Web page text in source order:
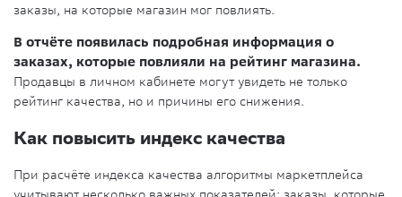
заказы, на которые магазин мог повлиять.
В отчёте появилась подробная информация о
заказах, которые повлияли на рейтинг магазина.
Продавцы в личном кабинете могут увидеть не только
рейтинг качества, но и причины его снижения.
Как повысить индекс качества
При расчёте индекса качества алгоритмы маркетплейса